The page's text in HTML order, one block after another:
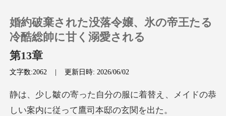
チャージ
婚約破棄された没落令嬢、氷の帝王たる
冷酷総帥に甘く溺愛される
第13章
文字数:2062 |更新日時: 2026/06/02
に着替え、メイドの恭
しい案内